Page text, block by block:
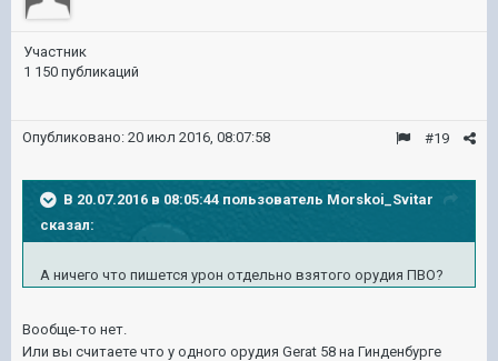
Участник
1 150 публикаций
#19
Опубликовано: 20 июл 2016, 08:07:58
В 20.07.2016 в 08:05:44 пользователь Morskoi_Svitar
сказал:
А ничего что пишется урон отдельно взятого орудия ПВО?
Вообще-то нет.
Или вы считаете что у одного орудия Gerat 58 на Гинденбурге